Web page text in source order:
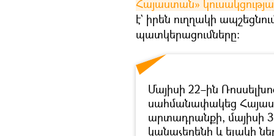
Հայաստան»
է` իրեն ուղղակի
պատկերացումները։
Մայիսի 22–ին
սահմանափակեց
արտադրանքի, մայիսի
կանաչեղենի և ելակի